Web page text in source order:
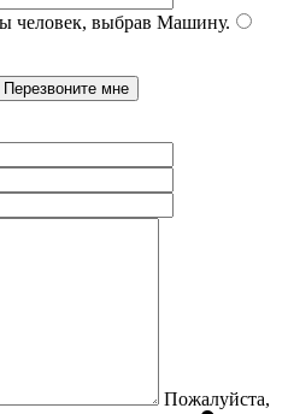
человек, выбрав Машину.
Пожалуйста,